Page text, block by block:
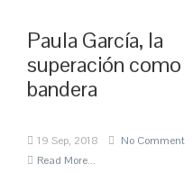
Paula García, la
superación como
bandera
19 Sep, 2018
No Comment
Read More...